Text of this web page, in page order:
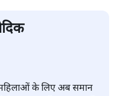
के लिए अब समान